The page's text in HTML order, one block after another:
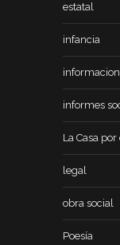
estatal
infancia
informacion
informes
La Casa por
legal
obra social
Poesía